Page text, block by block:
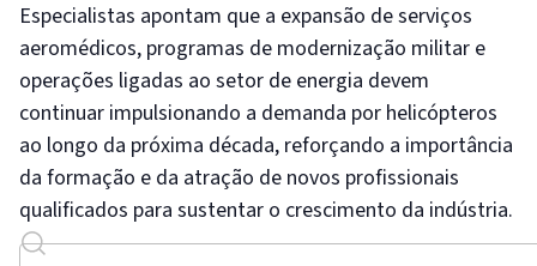
Especialistas apontam que a expansão de serviços
aeromédicos, programas de modernização militar e
operações ligadas ao setor de energia devem
continuar impulsionando a demanda por helicópteros
ao longo da próxima década, reforçando a importância
da formação e da atração de novos profissionais
qualificados para sustentar o crescimento da indústria.